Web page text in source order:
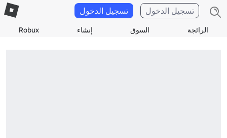
الرائجة السوق إنشاء Robux
تسجيل الدخول تسجيل الدخول